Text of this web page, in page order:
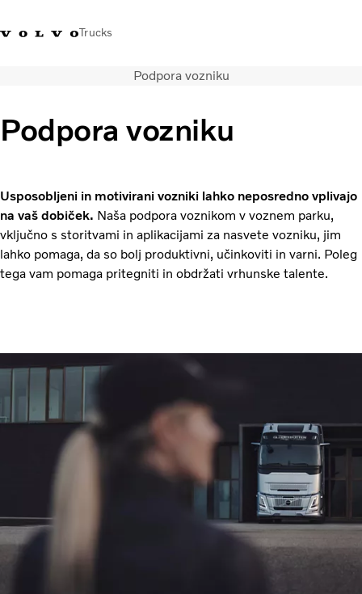
Trucks
Volvo Trucks Slovenija kontakti
Prevozne rešitve
Iskalnik servisov
Novice
O nas
Obrnite se na nas
Podpora vozniku
Podpora vozniku
Usposobljeni in motivirani vozniki lahko neposredno vplivajo
na vaš dobiček. Naša podpora voznikom v voznem parku,
vključno s storitvami in aplikacijami za nasvete vozniku, jim
lahko pomaga, da so bolj produktivni, učinkoviti in varni. Poleg
tega vam pomaga pritegniti in obdržati vrhunske talente.